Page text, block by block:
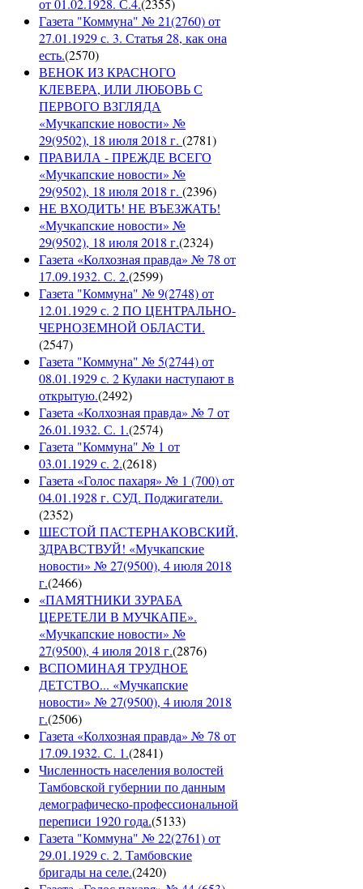
от 01.02.1928. С.4.(2355)
Газета "Коммуна" № 21(2760) от
27.01.1929 с. 3. Статья 28, как она
есть.(2570)
ВЕНОК ИЗ КРАСНОГО
КЛЕВЕРА, ИЛИ ЛЮБОВЬ С
ПЕРВОГО ВЗГЛЯДА
«Мучкапские новости» №
29(9502), 18 июля 2018 г. (2781)
ПРАВИЛА - ПРЕЖДЕ ВСЕГО
«Мучкапские новости» №
29(9502), 18 июля 2018 г. (2396)
НЕ ВХОДИТЬ! НЕ ВЪЕЗЖАТЬ!
«Мучкапские новости» №
29(9502), 18 июля 2018 г.(2324)
Газета «Колхозная правда» № 78 от
17.09.1932. С. 2.(2599)
Газета "Коммуна" № 9(2748) от
12.01.1929 с. 2 ПО ЦЕНТРАЛЬНО-
ЧЕРНОЗЕМНОЙ ОБЛАСТИ.
(2547)
Газета "Коммуна" № 5(2744) от
08.01.1929 с. 2 Кулаки наступают в
открытую.(2492)
Газета «Колхозная правда» № 7 от
26.01.1932. С. 1.(2574)
Газета "Коммуна" № 1 от
03.01.1929 с. 2.(2618)
Газета «Голос пахаря» № 1 (700) от
04.01.1928 г. СУД. Поджигатели.
(2352)
ШЕСТОЙ ПАСТЕРНАКОВСКИЙ,
ЗДРАВСТВУЙ! «Мучкапские
новости» № 27(9500), 4 июля 2018
г.(2466)
«ПАМЯТНИКИ ЗУРАБА
ЦЕРЕТЕЛИ В МУЧКАПЕ».
«Мучкапские новости» №
27(9500), 4 июля 2018 г.(2876)
ВСПОМИНАЯ ТРУДНОЕ
ДЕТСТВО... «Мучкапские
новости» № 27(9500), 4 июля 2018
г.(2506)
Газета «Колхозная правда» № 78 от
17.09.1932. С. 1.(2841)
Численность населения волостей
Тамбовской губернии по данным
демографическо-профессиональной
переписи 1920 года.(5133)
Газета "Коммуна" № 22(2761) от
29.01.1929 с. 2. Тамбовские
бригады на селе.(2420)